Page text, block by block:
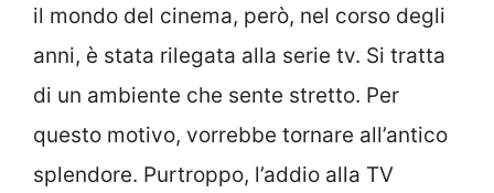
il mondo del cinema, però, nel corso degli
anni, è stata rilegata alla serie tv. Si tratta
di un ambiente che sente stretto. Per
questo motivo, vorrebbe tornare all’antico
splendore. Purtroppo, l’addio alla TV